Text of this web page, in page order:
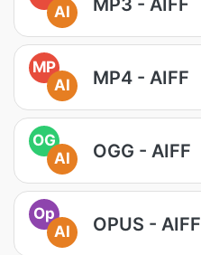
AI
MP
AI
MP4 - AIFF
OG
AI
OGG - AIFF
Op
AI
OPUS - AIFF